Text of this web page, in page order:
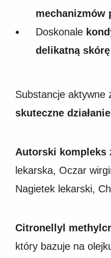
mechanizmów
Doskonale
delikatną skórę
Substancje aktywne
skuteczne
Autorski kompleks
lekarska, Oczar
Nagietek lekarski,
Citronellyl
który bazuje na